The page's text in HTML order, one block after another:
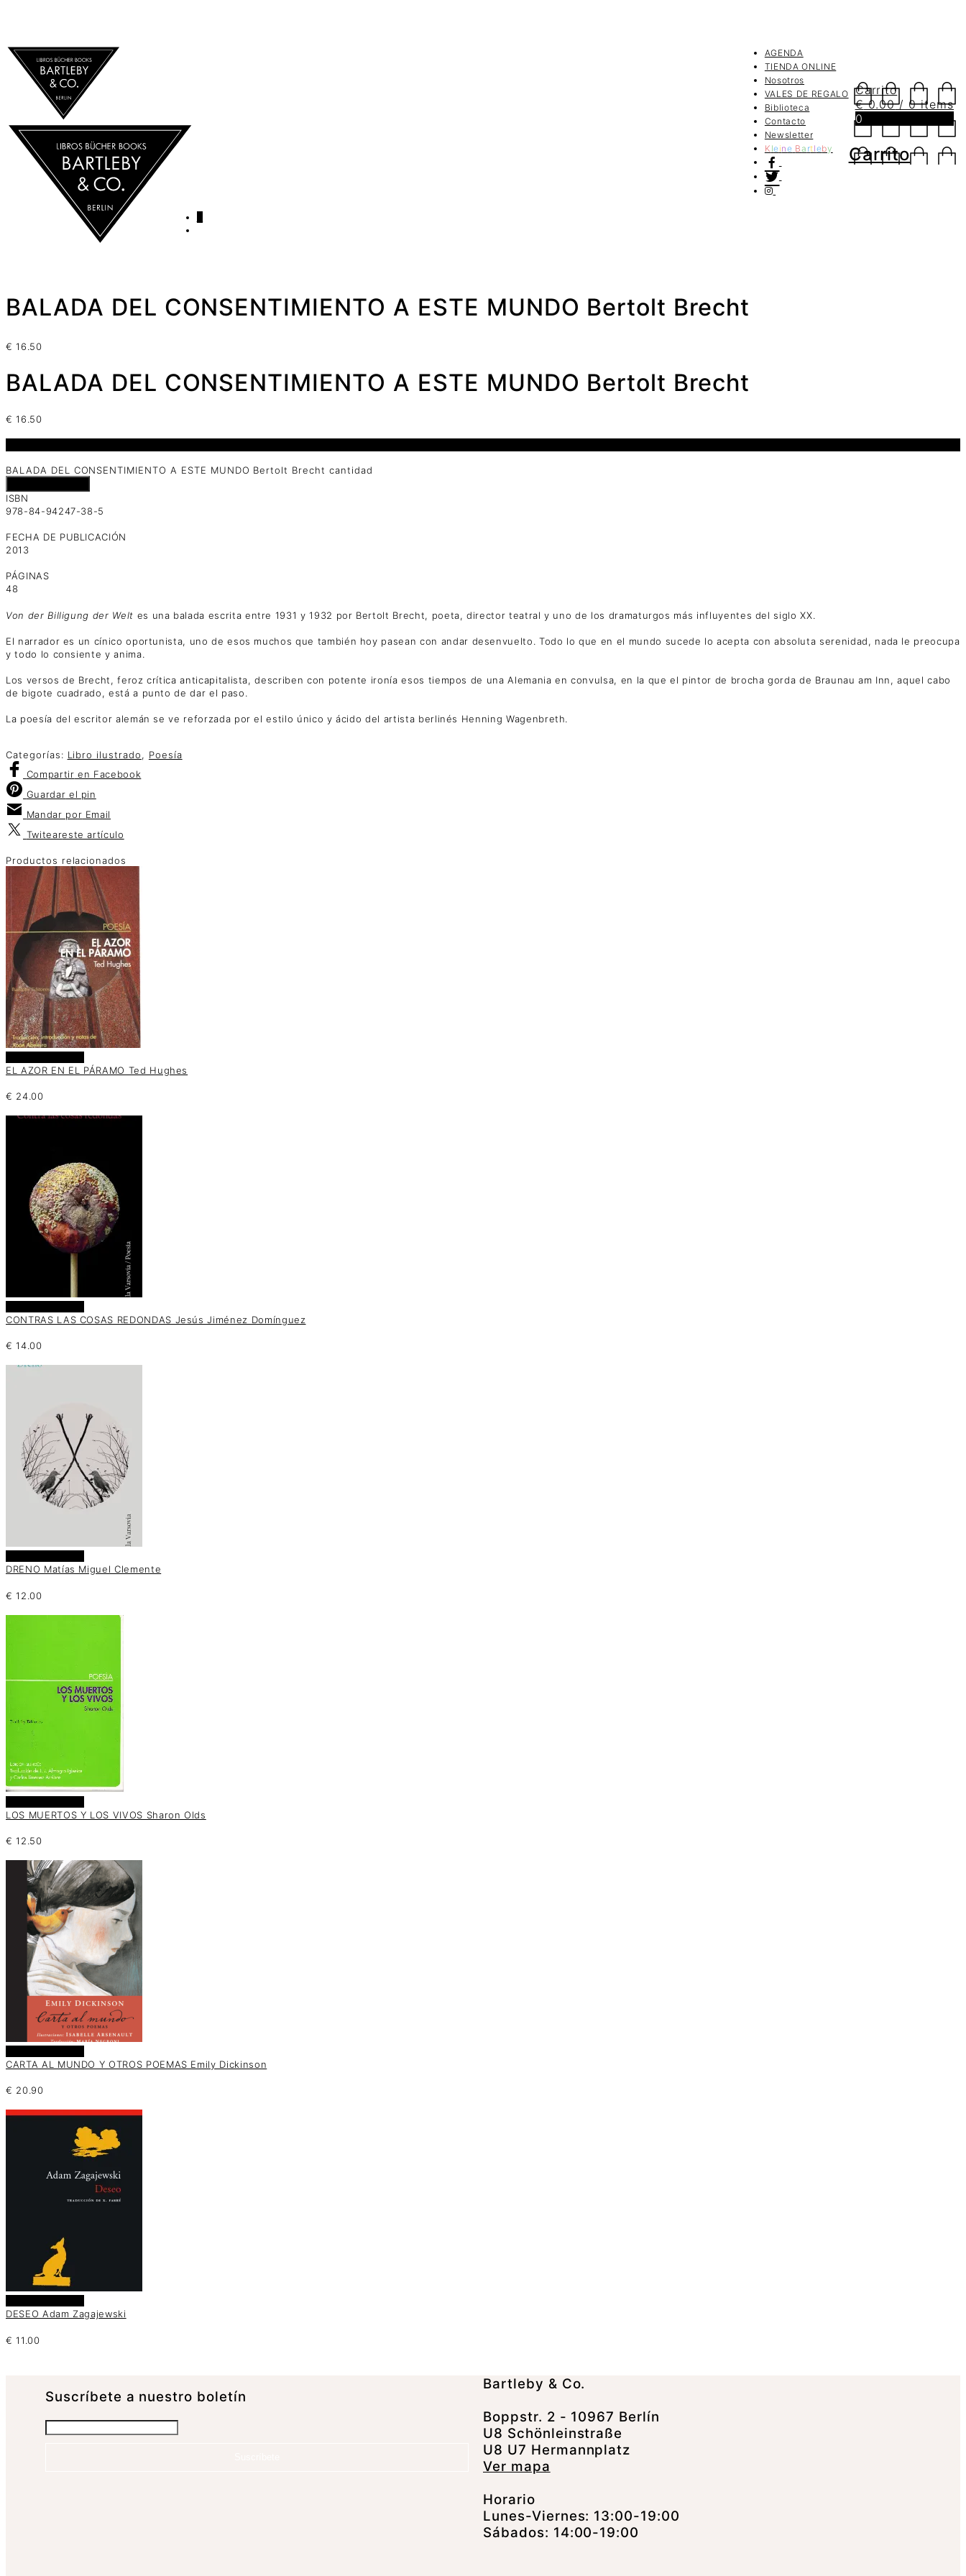
AGENDA
TIENDA ONLINE
Nosotros
VALES DE REGALO
Biblioteca
Contacto
Newsletter
K leine Ba rtleby
Carrito
€0.00 / 0 items
0
Carrito
BALADA DEL CONSENTIMIENTO A ESTE MUNDO Bertolt Brecht
€ 16.50
BALADA DEL CONSENTIMIENTO A ESTE MUNDO Bertolt Brecht
€ 16.50
BALADA DEL CONSENTIMIENTO A ESTE MUNDO Bertolt Brecht cantidad
ISBN
978-84-94247-38-5
FECHA DE PUBLICACIÓN
2013
PÁGINAS
48
Von der Billigung der Welt es una balada escrita entre 1931 y 1932 por Bertolt Brecht, poeta, director teatral y uno de los dramaturgos más influyentes del siglo XX.
El narrador es un cínico oportunista, uno de esos muchos que también hoy pasean con andar desenvuelto. Todo lo que en el mundo sucede lo acepta con absoluta serenidad, nada le preocupa
y todo lo consiente y anima.
Los versos de Brecht, feroz crítica anticapitalista, describen con potente ironía esos tiempos de una Alemania en convulsa, en la que el pintor de brocha gorda de Braunau am Inn, aquel cabo
de bigote cuadrado, está a punto de dar el paso.
La poesía del escritor alemán se ve reforzada por el estilo único y ácido del artista berlinés Henning Wagenbreth.
Categorías: Libro ilustrado, Poesía
Compartir en Facebook
Guardar el pin
Mandar por Email
Twiteareste artículo
Productos relacionados
EL AZOR EN EL PÁRAMO Ted Hughes
€ 24.00
CONTRAS LAS COSAS REDONDAS Jesús Jiménez Domínguez
€ 14.00
DRENO Matías Miguel Clemente
€ 12.00
LOS MUERTOS Y LOS VIVOS Sharon Olds
€ 12.50
CARTA AL MUNDO Y OTROS POEMAS Emily Dickinson
€ 20.90
DESEO Adam Zagajewski
€ 11.00
Suscrí­bete a nuestro boletín
Bartleby & Co.
Boppstr. 2 - 10967 Berlín
U8 Schönleinstraße
U8 U7 Hermannplatz
Ver mapa
Horario
Lunes-Viernes: 13:00-19:00
Sábados: 14:00-19:00